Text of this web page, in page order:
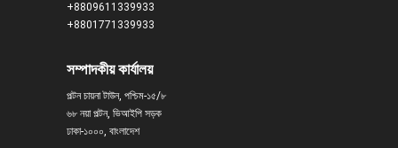
+8809611339933
+8801771339933
সম্পাদকীয় কার্যালয়
পল্টন চায়না টাউন, পশ্চিম-১৫/৮
৬৮ নয়া পল্টন, ভিআইপি সড়ক
ঢাকা-১০০০, বাংলাদেশ